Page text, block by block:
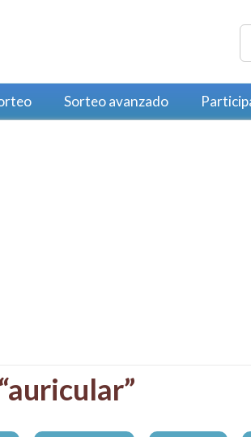
Sorteo avanzado